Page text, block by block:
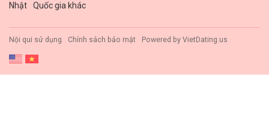
Nhật
Quốc gia khác
Nội qui sử dụng Chính sách bảo mật Powered by VietDating.us